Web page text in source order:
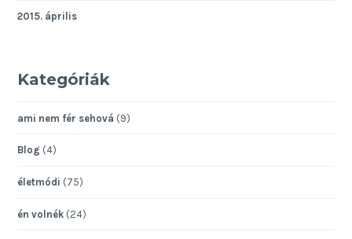
2015. április
Kategóriák
ami nem fér sehová (9)
Blog (4)
életmódi (75)
én volnék (24)